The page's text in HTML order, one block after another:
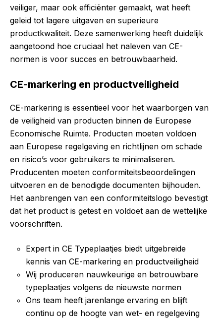
veiliger, maar ook efficiënter gemaakt, wat heeft
geleid tot lagere uitgaven en superieure
productkwaliteit. Deze samenwerking heeft duidelijk
aangetoond hoe cruciaal het naleven van CE-
normen is voor succes en betrouwbaarheid.
CE-markering en productveiligheid
CE-markering is essentieel voor het waarborgen van
de veiligheid van producten binnen de Europese
Economische Ruimte. Producten moeten voldoen
aan Europese regelgeving en richtlijnen om schade
en risico’s voor gebruikers te minimaliseren.
Producenten moeten conformiteitsbeoordelingen
uitvoeren en de benodigde documenten bijhouden.
Het aanbrengen van een conformiteitslogo bevestigt
dat het product is getest en voldoet aan de wettelijke
voorschriften.
Expert in CE Typeplaatjes biedt uitgebreide
kennis van CE-markering en productveiligheid
Wij produceren nauwkeurige en betrouwbare
typeplaatjes volgens de nieuwste normen
Ons team heeft jarenlange ervaring en blijft
continu op de hoogte van wet- en regelgeving